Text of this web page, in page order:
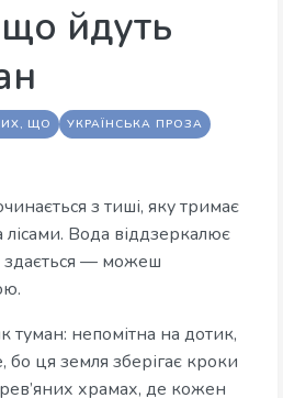
йдуть
ЩО
УКРАЇНСЬКА ПРОЗА
з тиші, яку тримає
Вода віддзеркалює
здається — можеш
туман: непомітна на дотик,
бо ця земля зберігає кроки
храмах, де кожен